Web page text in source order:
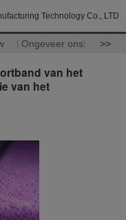
Technology Co., LTD
Ongeveer ons >>
van het
van het